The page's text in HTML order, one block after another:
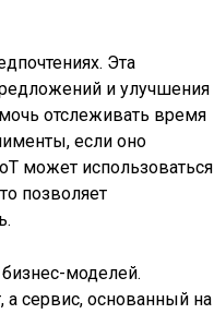
Эта
и улучшения
отслеживать время
если оно
может использоваться
позволяет
моделей.
а сервис, основанный на